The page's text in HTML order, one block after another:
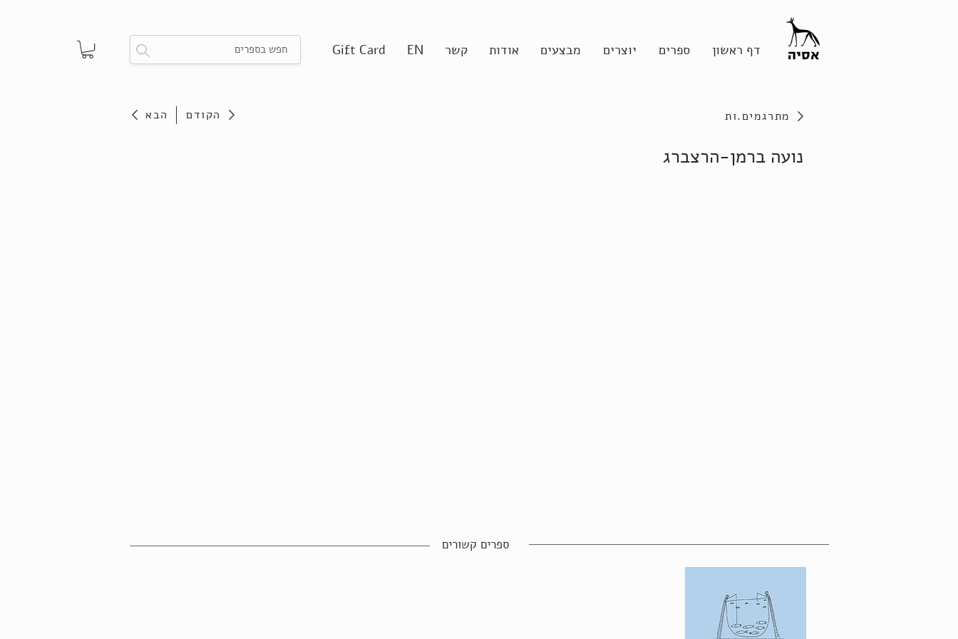
דף ראשון ספרים יוצרים מבצעים אודות קשר EN
Gift Card
הבא הקודם מתרגמים.ות
נועה ברמן-הרצברג
ספרים קשורים